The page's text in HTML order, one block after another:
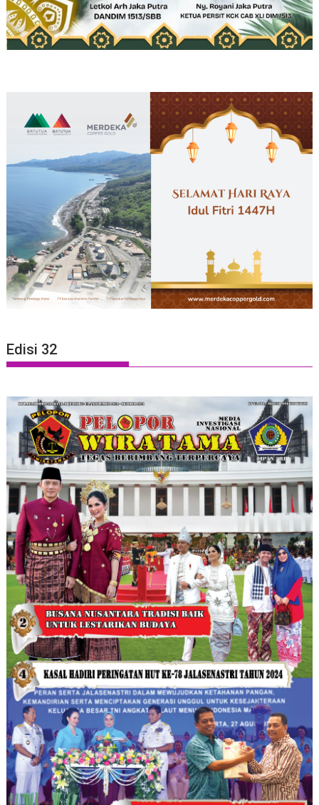
Edisi 32